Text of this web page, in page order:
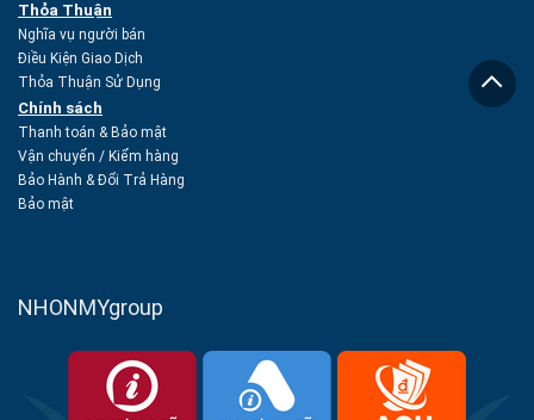
Thỏa Thuận
Nghĩa vụ người bán
Điều Kiện Giao Dịch
Thỏa Thuận Sử Dụng
Chính sách
Thanh toán & Bảo mật
Vận chuyển / Kiểm hàng
Bảo Hành & Đổi Trả Hàng
Bảo mật
NHONMYgroup